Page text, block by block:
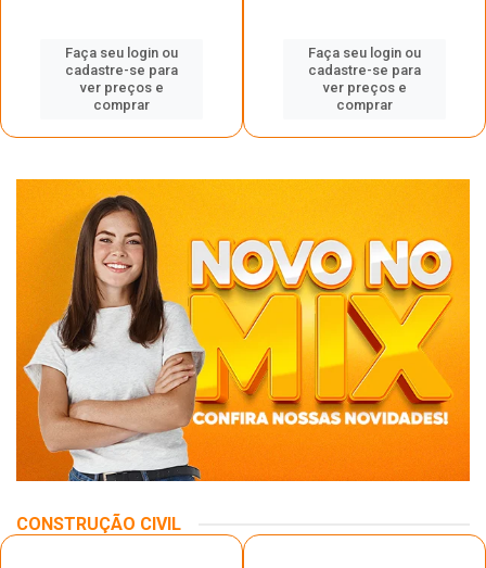
Faça seu login ou
cadastre-se para
ver preços e
comprar
Faça seu login ou
cadastre-se para
ver preços e
comprar
CONSTRUÇÃO CIVIL